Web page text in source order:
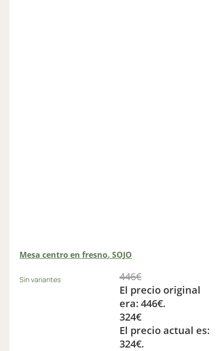
Mesa centro en fresno. SOJO
Sin variantes 446€
El precio original
era: 446€.
324€
El precio actual es:
324€.